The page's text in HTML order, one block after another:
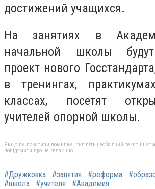
достижений учащихся.
На занятиях в
начальной школы
проект нового
в тренингах,
классах, посетят
учителей опорной школы.
Якщо ви помітили помилку, виділіть необхідний текст і
повідомити про це редакцію
#Дружковка #занятия #реформа
#школа
#учителя #Академия